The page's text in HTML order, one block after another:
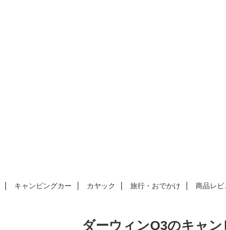
キャンピングカー カヤック 旅行・おでかけ 商品レビ
ダーウィンQ3のキャ